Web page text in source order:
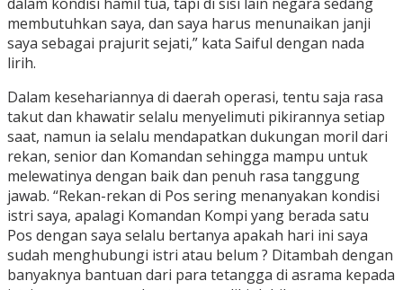
membutuhkan saya, dan saya harus menunaikan janji
saya sebagai prajurit sejati,” kata Saiful dengan nada
lirih.
Dalam kesehariannya di daerah operasi, tentu saja rasa
takut dan khawatir selalu menyelimuti pikirannya setiap
saat, namun ia selalu mendapatkan dukungan moril dari
rekan, senior dan Komandan sehingga mampu untuk
melewatinya dengan baik dan penuh rasa tanggung
jawab. “Rekan-rekan di Pos sering menanyakan kondisi
istri saya, apalagi Komandan Kompi yang berada satu
Pos dengan saya selalu bertanya apakah hari ini saya
sudah menghubungi istri atau belum ? Ditambah dengan
banyaknya bantuan dari para tetangga di asrama kepada